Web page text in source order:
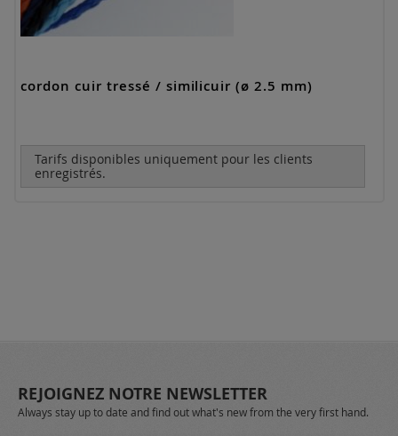
cordon cuir tressé / similicuir (ø 2.5 mm)
Tarifs disponibles uniquement pour les clients
enregistrés.
REJOIGNEZ NOTRE NEWSLETTER
Always stay up to date and find out what's new from the very first hand.